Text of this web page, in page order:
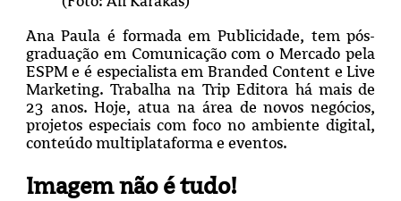
Ana Paula é formada em Publicidade, tem pós-
graduação em Comunicação com o Mercado pela
ESPM e é especialista em Branded Content e Live
Marketing. Trabalha na Trip Editora há mais de
23 anos. Hoje, atua na área de novos negócios,
projetos especiais com foco no ambiente digital,
conteúdo multiplataforma e eventos.
Imagem não é tudo!